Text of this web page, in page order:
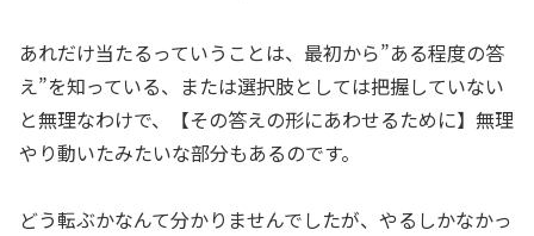
あれだけ当たるっていうことは、最初から”ある程度の答
え”を知っている、または選択肢としては把握していない
と無理なわけで、【その答えの形にあわせるために】無理
やり動いたみたいな部分もあるのです。
どう転ぶかなんて分かりませんでしたが、やるしかなかっ